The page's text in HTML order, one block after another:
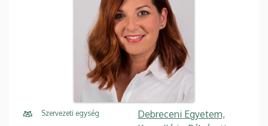
Szervezeti egység
Debreceni Egyetem,